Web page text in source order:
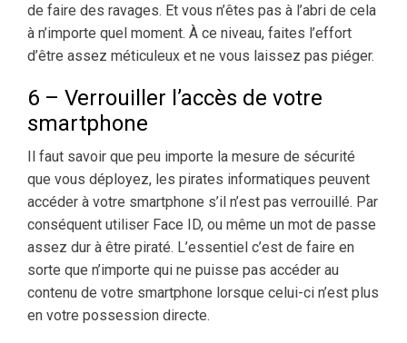
de faire des ravages. Et vous n’êtes pas à l’abri de cela
à n’importe quel moment. À ce niveau, faites l’effort
d’être assez méticuleux et ne vous laissez pas piéger.
6 – Verrouiller l’accès de votre
smartphone
Il faut savoir que peu importe la mesure de sécurité
que vous déployez, les pirates informatiques peuvent
accéder à votre smartphone s’il n’est pas verrouillé. Par
conséquent utiliser Face ID, ou même un mot de passe
assez dur à être piraté. L’essentiel c’est de faire en
sorte que n’importe qui ne puisse pas accéder au
contenu de votre smartphone lorsque celui-ci n’est plus
en votre possession directe.